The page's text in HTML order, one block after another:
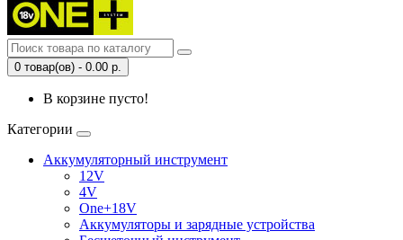
0 товар(ов) - 0.00 р.
В корзине пусто!
Категории
Аккумуляторный инструмент
12V
4V
One+18V
Аккумуляторы и зарядные устройства